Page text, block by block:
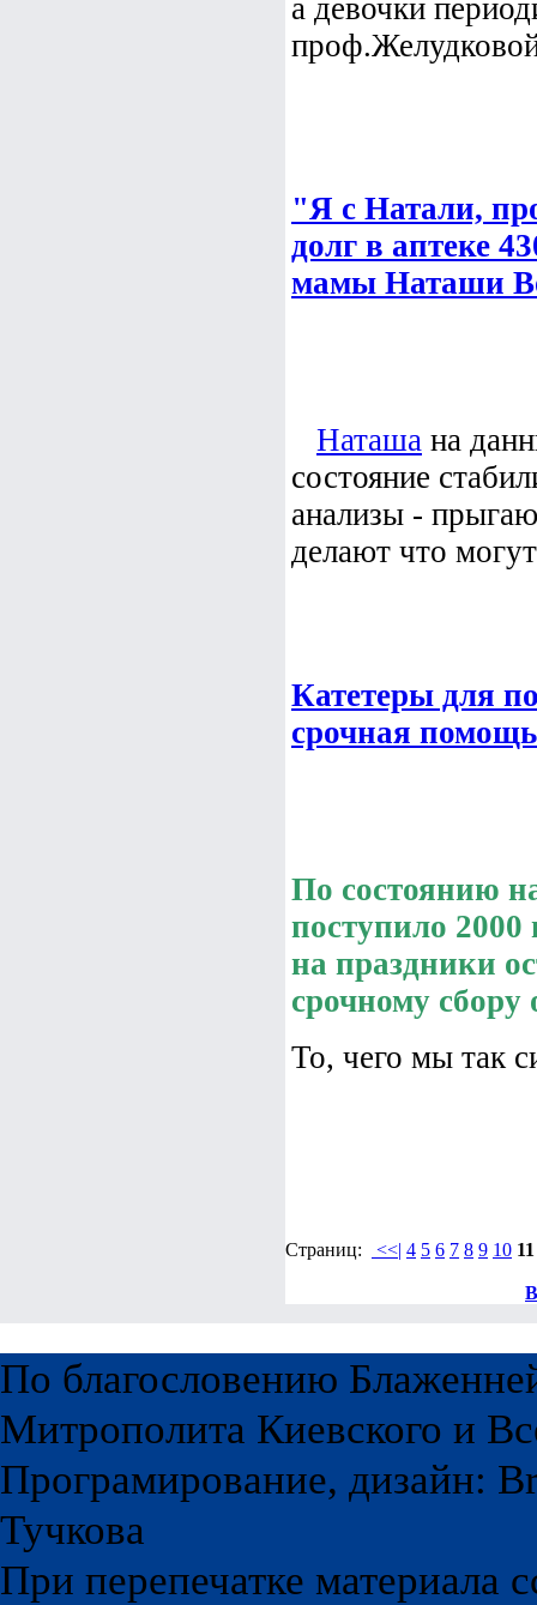
а девочки
"Я с Натали,
долг в аптеке
мамы Наташи
Наташа на
состояние
анализы -
делают что
Катетеры для
срочная
По состоянию
поступило
на праздники
срочному сбору
То, чего мы так
Страниц: <<| 4 5 6 7 8 9 10 11
По благословению
Митрополита Киевского и
Програмирование, дизайн:
Тучкова
При перепечатке материала